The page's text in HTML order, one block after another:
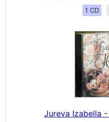
1 CD
Jureva Izabella